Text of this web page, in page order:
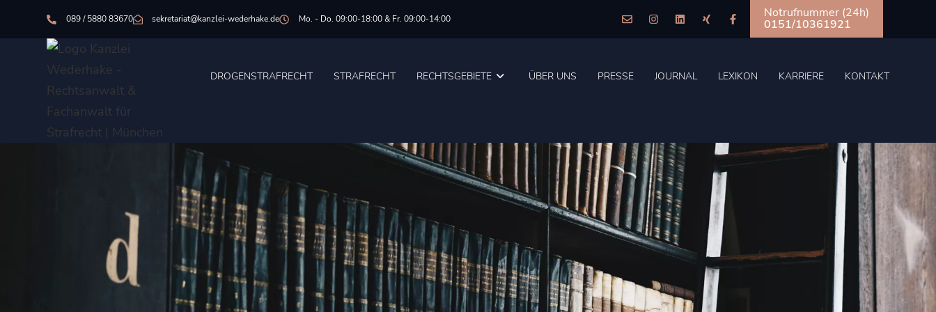
089 / 5880 83670 sekretariat@kanzlei-wederhake.de Mo. - Do. 09:00-18:00 & Fr. 09:00-14:00 Notrufnummer (24h)
0151/10361921
DROGENSTRAFRECHT STRAFRECHT RECHTSGEBIETE ÜBER UNS PRESSE JOURNAL LEXIKON KARRIERE KONTAKT